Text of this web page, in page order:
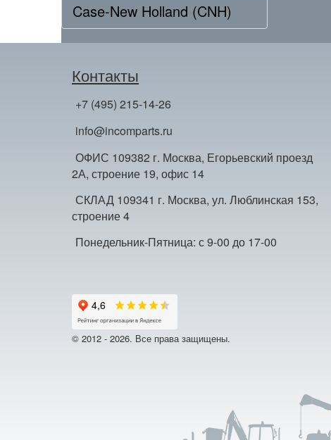
Case-New Holland (CNH)
Контакты
+7 (495) 215-14-26
info@incomparts.ru
ОФИС 109382 г. Москва, Егорьевский проезд
2А, строение 19, офис 14
СКЛАД 109341 г. Москва, ул. Люблинская 153,
строение 4
Понедельник-Пятница: с 9-00 до 17-00
© 2012 - 2026. Все права защищены.